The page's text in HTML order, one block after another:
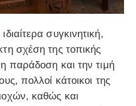
συγκινητική,
σχέση της τοπικής
παράδοση και την τιμή
πολλοί κάτοικοι της
καθώς και